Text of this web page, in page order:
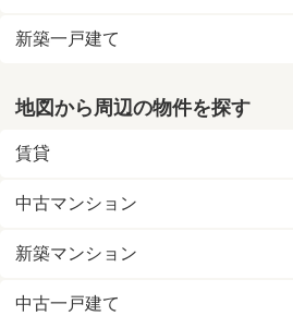
新築一戸建て
地図から周辺の物件を探す
賃貸
中古マンション
新築マンション
中古一戸建て